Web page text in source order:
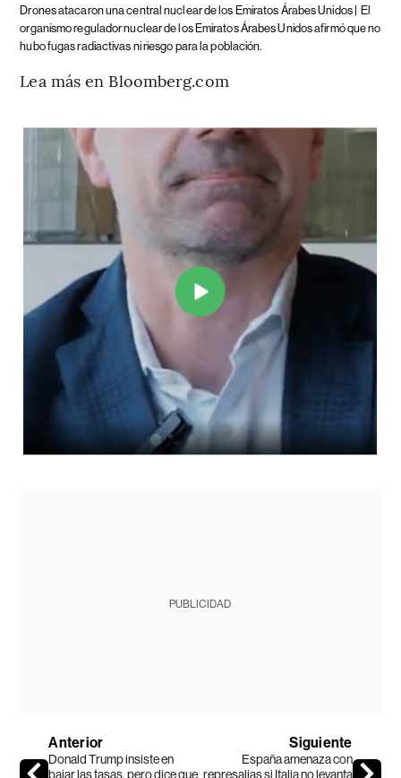
Drones atacaron una central nuclear de los Emiratos Árabes Unidos |
El
organismo regulador nuclear de los Emiratos Árabes Unidos afirmó que no
hubo fugas radiactivas ni riesgo para la población.
Lea más en Bloomberg.com
PUBLICIDAD
Anterior
Donald Trump insiste en
bajar las tasas, pero dice que
Siguiente
España amenaza con
represalias si Italia no levanta